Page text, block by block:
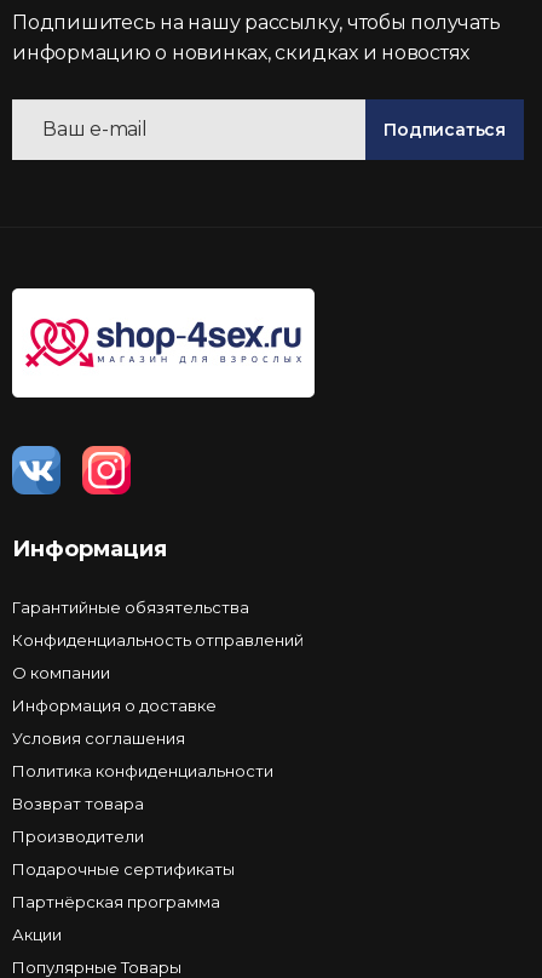
Подпишитесь на нашу рассылку, чтобы получать
информацию о новинках, скидках и новостях
Подписаться
Информация
Гарантийные обязятельства
Конфиденциальность отправлений
О компании
Информация о доставке
Условия соглашения
Политика конфиденциальности
Возврат товара
Производители
Подарочные сертификаты
Партнёрская программа
Акции
Популярные Товары